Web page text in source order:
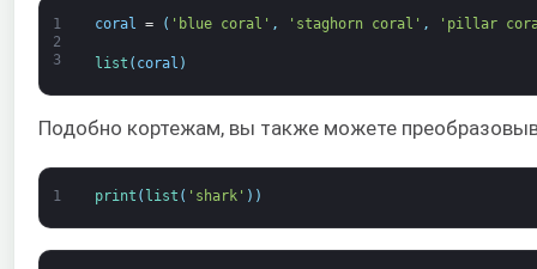
1
2
3
coral = ( 'blue coral' , 'staghorn coral' , 'pillar
list ( coral )
Подобно кортежам, вы также можете
1 print ( list ( 'shark' ) )